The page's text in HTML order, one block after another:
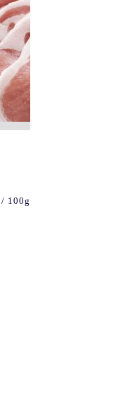
/ 100g